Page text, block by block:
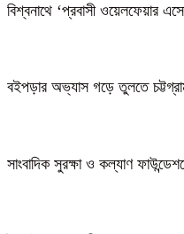
বিশ্বনাথে ‘প্রবাসী ওয়েলফেয়ার
বইপড়ার অভ্যাস গড়ে তুলতে
সাংবাদিক সুরক্ষা ও কল্যাণ